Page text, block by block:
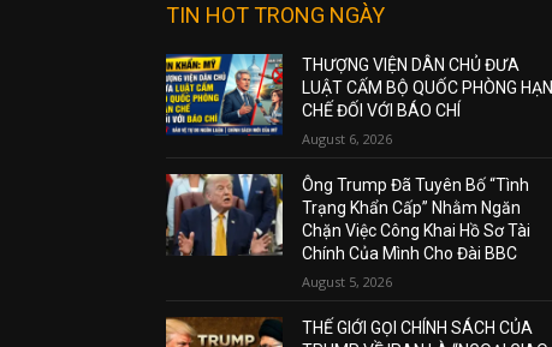
TIN HOT TRONG NGÀY
THƯỢNG VIỆN DÂN CHỦ ĐƯA
LUẬT CẤM BỘ QUỐC PHÒNG HẠN
CHẾ ĐỐI VỚI BÁO CHÍ
August 6, 2026
Ông Trump Đã Tuyên Bố “Tình
Trạng Khẩn Cấp” Nhằm Ngăn
Chặn Việc Công Khai Hồ Sơ Tài
Chính Của Mình Cho Đài BBC
August 5, 2026
THẾ GIỚI GỌI CHÍNH SÁCH CỦA